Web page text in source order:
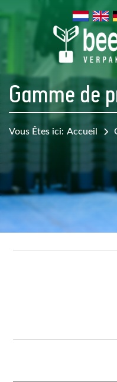
Gamme de
Vous Êtes ici: Accueil